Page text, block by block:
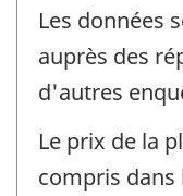
Les données
auprès des
d'autres
Le prix de la
compris dans